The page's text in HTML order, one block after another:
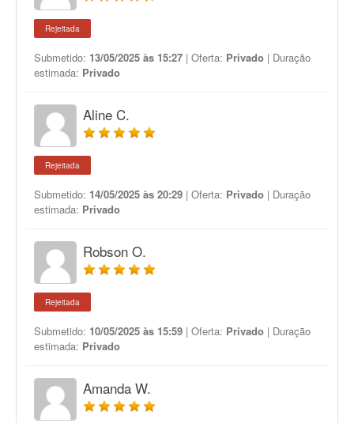
Rejeitada
Submetido: 13/05/2025 às 15:27 | Oferta: Privado | Duração
estimada: Privado
Aline C.
Rejeitada
Submetido: 14/05/2025 às 20:29 | Oferta: Privado | Duração
estimada: Privado
Robson O.
Rejeitada
Submetido: 10/05/2025 às 15:59 | Oferta: Privado | Duração
estimada: Privado
Amanda W.